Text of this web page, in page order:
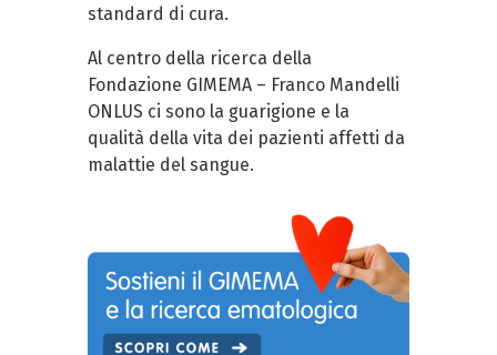
standard di cura.
Al centro della ricerca della
Fondazione GIMEMA – Franco Mandelli
ONLUS ci sono la guarigione e la
qualità della vita dei pazienti affetti da
malattie del sangue.